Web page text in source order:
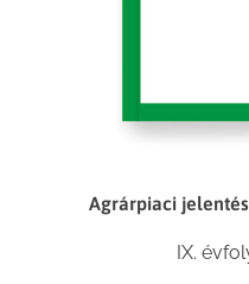
Agrárpiaci
IX.